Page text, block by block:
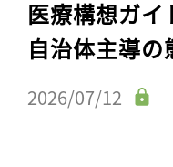
医療構想ガイ
自治体主導
2026/07/12